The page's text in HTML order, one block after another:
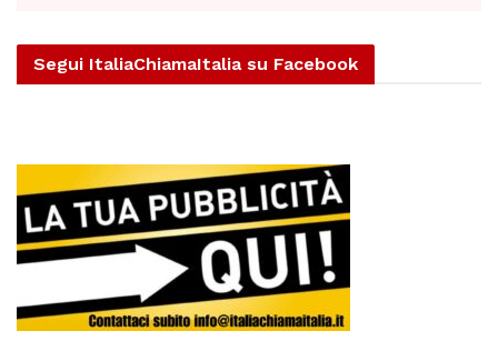
Segui ItaliaChiamaItalia su Facebook